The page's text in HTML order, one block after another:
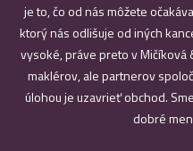
je to, čo od nás môžete
ktorý nás odlišuje od iných
vysoké, práve preto v
maklérov, ale partnerov
úlohou je uzavrieť obchod.
dobré